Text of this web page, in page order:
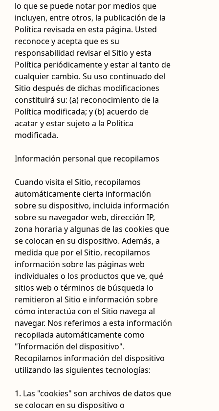
lo que se puede notar por medios que
incluyen, entre otros, la publicación de la
Política revisada en esta página. Usted
reconoce y acepta que es su
responsabilidad revisar el Sitio y esta
Política periódicamente y estar al tanto de
cualquier cambio. Su uso continuado del
Sitio después de dichas modificaciones
constituirá su: (a) reconocimiento de la
Política modificada; y (b) acuerdo de
acatar y estar sujeto a la Política
modificada.
Información personal que recopilamos
Cuando visita el Sitio, recopilamos
automáticamente cierta información
sobre su dispositivo, incluida información
sobre su navegador web, dirección IP,
zona horaria y algunas de las cookies que
se colocan en su dispositivo. Además, a
medida que por el Sitio, recopilamos
información sobre las páginas web
individuales o los productos que ve, qué
sitios web o términos de búsqueda lo
remitieron al Sitio e información sobre
cómo interactúa con el Sitio navega al
navegar. Nos referimos a esta información
recopilada automáticamente como
"Información del dispositivo".
Recopilamos información del dispositivo
utilizando las siguientes tecnologías:
1. Las "cookies" son archivos de datos que
se colocan en su dispositivo o